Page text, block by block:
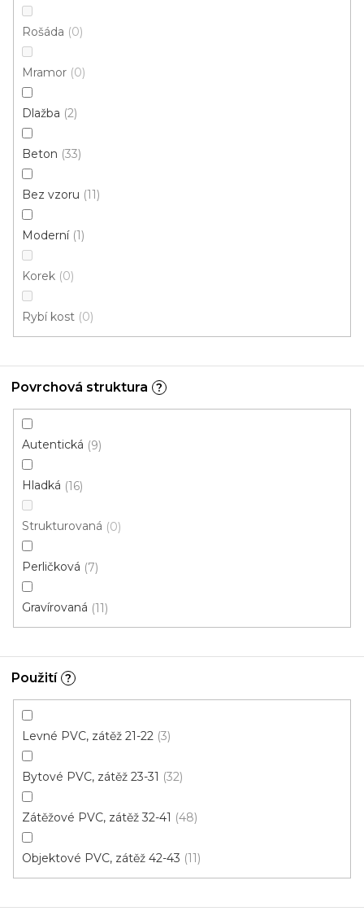
Rošáda 0
Mramor 0
Dlažba 2
Beton 33
Bez vzoru 11
Moderní 1
Korek 0
Rybí kost 0
Povrchová struktura ?
Autentická 9
Hladká 16
Strukturovaná 0
Perličková 7
Gravírovaná 11
Použití ?
Levné PVC, zátěž 21-22 3
Bytové PVC, zátěž 23-31 32
Zátěžové PVC, zátěž 32-41 48
Objektové PVC, zátěž 42-43 11
PVC podlaha STUDIO CASA Padua 599
436 Kč / m2
4 m 2 m
Novinka
PVC podlaha FORTEX 2061
Skladem externě, odesíláme do 4 dnů
od